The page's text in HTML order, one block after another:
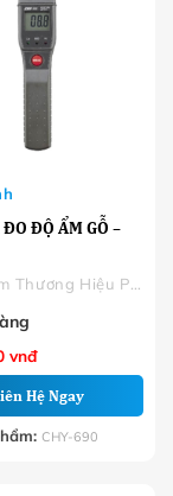
ĐỘ ẨM GỖ –
vnđ
Hệ Ngay
CHY-690